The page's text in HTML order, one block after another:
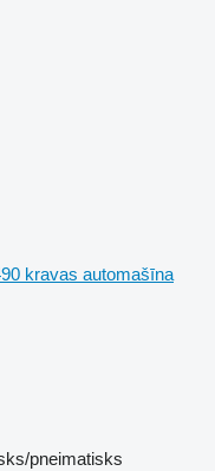
kravas automašīna
pneimatisks